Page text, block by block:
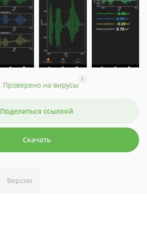
Проверено на вирусы
?
Поделиться ссылкой
Скачать
Версии